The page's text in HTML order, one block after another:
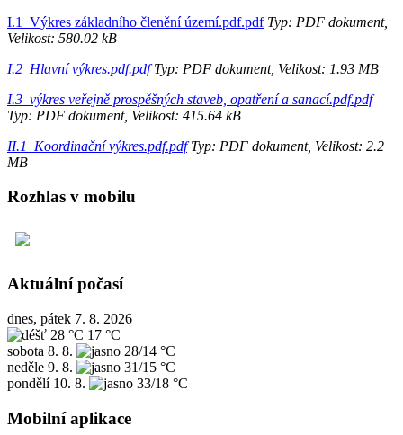
I.1_Výkres základního členění území.pdf.pdfTyp: PDF dokument,
Velikost: 580.02 kB
I.2_Hlavní výkres.pdf.pdfTyp: PDF dokument, Velikost: 1.93 MB
I.3_výkres veřejně prospěšných staveb, opatření a sanací.pdf.pdf
Typ: PDF dokument, Velikost: 415.64 kB
II.1_Koordinační výkres.pdf.pdfTyp: PDF dokument, Velikost: 2.2
MB
Rozhlas v mobilu
Aktuální počasí
dnes, pátek 7. 8. 2026
28 °C 17 °C
sobota 8. 8.
28/14 °C
neděle 9. 8.
31/15 °C
pondělí 10. 8. 33/18 °C
Mobilní aplikace